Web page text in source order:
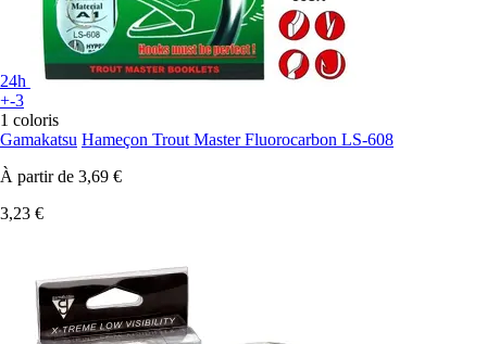
24h
+-3
1 coloris
Gamakatsu Hameçon Trout Master Fluorocarbon LS-608
À partir de 3,69 €
3,23 €